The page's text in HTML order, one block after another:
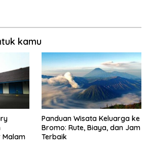
kamu
Malam
Panduan Wisata Keluarga ke
Bromo: Rute, Biaya, dan Jam
Terbaik